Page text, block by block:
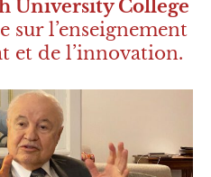
University College
sur l’enseignement
et de l’innovation.